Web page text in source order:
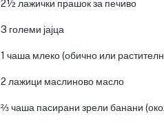
2½ лажички прашок за печиво
3 големи јајца
1 чаша млеко (обично или
2 лажици маслиново масло
⅔ чаша пасирани зрели банани